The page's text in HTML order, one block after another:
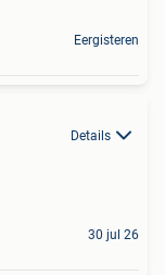
Eergisteren
Details
30 jul 26